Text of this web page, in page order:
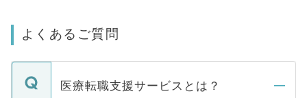
よくあるご質問
医療転職支援サービスとは？